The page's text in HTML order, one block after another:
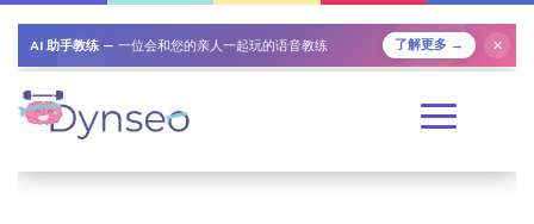
AI 助手教练 — 一位会和您的亲人一起玩的语音教练 了解更多 → ✕